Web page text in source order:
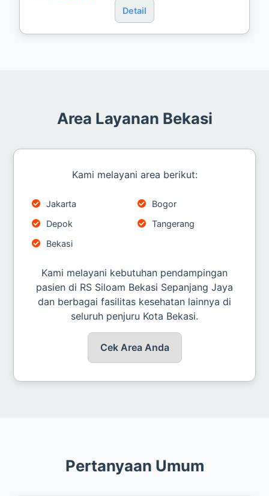
Detail
Area Layanan Bekasi
Kami melayani area berikut:
Jakarta
Bogor
Depok
Tangerang
Bekasi
Kami melayani kebutuhan pendampingan
pasien di RS Siloam Bekasi Sepanjang Jaya
dan berbagai fasilitas kesehatan lainnya di
seluruh penjuru Kota Bekasi.
Cek Area Anda
Pertanyaan Umum